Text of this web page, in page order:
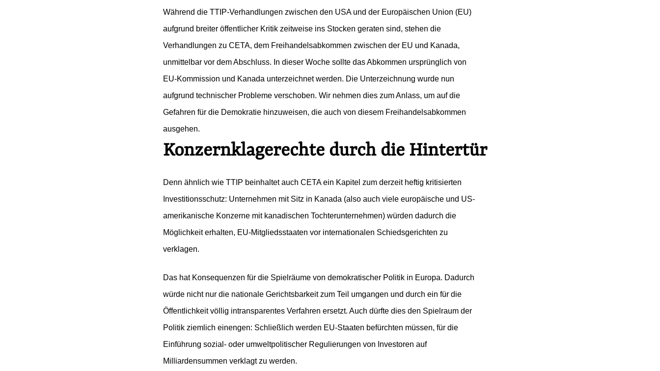
FacebookMastodon
BlueskyInstagram
YoutubeLinkedIn
Feed Newsletter
Während die TTIP-Verhandlungen zwischen den USA und der Europäischen Union (EU)
aufgrund breiter öffentlicher Kritik zeitweise ins Stocken geraten sind, stehen die
Verhandlungen zu CETA, dem Freihandelsabkommen zwischen der EU und Kanada,
unmittelbar vor dem Abschluss. In dieser Woche sollte das Abkommen ursprünglich von
EU-Kommission und Kanada unterzeichnet werden. Die Unterzeichnung wurde nun
aufgrund technischer Probleme verschoben. Wir nehmen dies zum Anlass, um auf die
Gefahren für die Demokratie hinzuweisen, die auch von diesem Freihandelsabkommen
ausgehen.
Konzernklagerechte durch die Hintertür
Denn ähnlich wie TTIP beinhaltet auch CETA ein Kapitel zum derzeit heftig kritisierten
Investitionsschutz: Unternehmen mit Sitz in Kanada (also auch viele europäische und US-
amerikanische Konzerne mit kanadischen Tochterunternehmen) würden dadurch die
Möglichkeit erhalten, EU-Mitgliedsstaaten vor internationalen Schiedsgerichten zu
verklagen.
Das hat Konsequenzen für die Spielräume von demokratischer Politik in Europa. Dadurch
würde nicht nur die nationale Gerichtsbarkeit zum Teil umgangen und durch ein für die
Öffentlichkeit völlig intransparentes Verfahren ersetzt. Auch dürfte dies den Spielraum der
Politik ziemlich einengen: Schließlich werden EU-Staaten befürchten müssen, für die
Einführung sozial- oder umweltpolitischer Regulierungen von Investoren auf
Milliardensummen verklagt zu werden.